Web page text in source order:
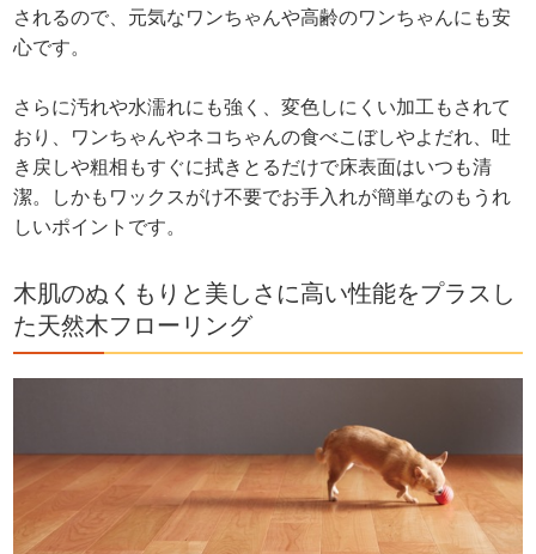
されるので、元気なワンちゃんや高齢のワンちゃんにも安
心です。
さらに汚れや水濡れにも強く、変色しにくい加工もされて
おり、ワンちゃんやネコちゃんの食べこぼしやよだれ、吐
き戻しや粗相もすぐに拭きとるだけで床表面はいつも清
潔。しかもワックスがけ不要でお手入れが簡単なのもうれ
しいポイントです。
木肌のぬくもりと美しさに高い性能をプラスし
た天然木フローリング